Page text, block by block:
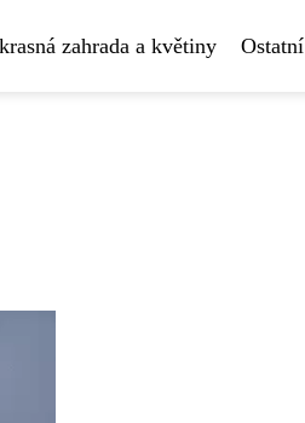
zahrada a květiny Ostatní